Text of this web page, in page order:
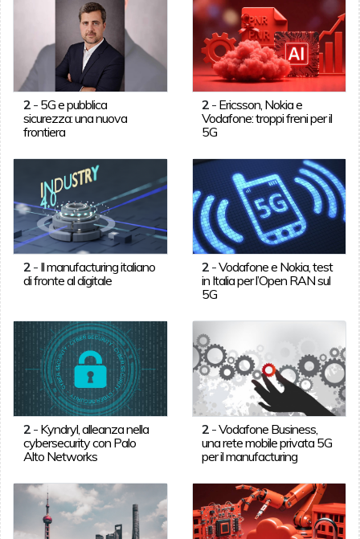
2- 5G e pubblica
sicurezza: una nuova
frontiera
2 - Ericsson, Nokia e
Vodafone: troppi freni per il
5G
2- Il manufacturing italiano
di fronte al digitale
2 -Vodafone e Nokia, test
in Italia per l’Open RAN sul
5G
2- Kyndryl, alleanza nella
cybersecurity con Palo
Alto Networks
2 -Vodafone Business,
una rete mobile privata 5G
per il manufacturing